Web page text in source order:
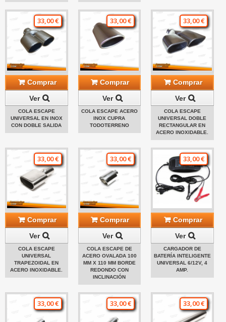
33,00 €
Comprar
Ver
COLA ESCAPE
UNIVERSAL EN INOX
CON DOBLE SALIDA
33,00 €
Comprar
Ver
COLA ESCAPE ACERO
INOX CUPRA
TODOTERRENO
33,00 €
Comprar
Ver
COLA ESCAPE
UNIVERSAL DOBLE
RECTANGULAR EN
ACERO INOXIDABLE.
33,00 €
Comprar
Ver
COLA ESCAPE
UNIVERSAL
TRAPEZOIDAL EN
ACERO INOXIDABLE.
33,00 €
Comprar
Ver
COLA ESCAPE DE
ACERO OVALADA 100
MM X 110 MM BORDE
REDONDO CON
INCLINACIÓN
33,00 €
Comprar
Ver
CARGADOR DE
BATERÍA INTELIGENTE
UNIVERSAL 6/12V, 4
AMP.
33,00 € 33,00 € 33,00 €